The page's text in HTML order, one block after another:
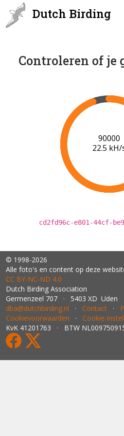
Dutch Birding
Controleren of je
91000
22.5 kH/
cd2fd96c-e801-44cf-
© 1998-2026
Alle foto's en content op deze
CC BY‑NC‑ND 4.0
Dutch Birding Association
Germenzeel 707 · 5403 XD Uden
dba@dutchbirding.nl · Contact ·
Cookievoorwaarden · Cookie-
KvK 41201763 · BTW